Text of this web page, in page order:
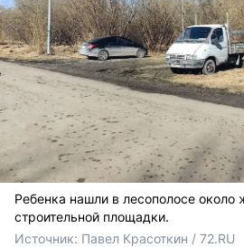
Ребенка нашли в лесополосе около
строительной площадки.
Источник: Павел Красоткин / 72.RU